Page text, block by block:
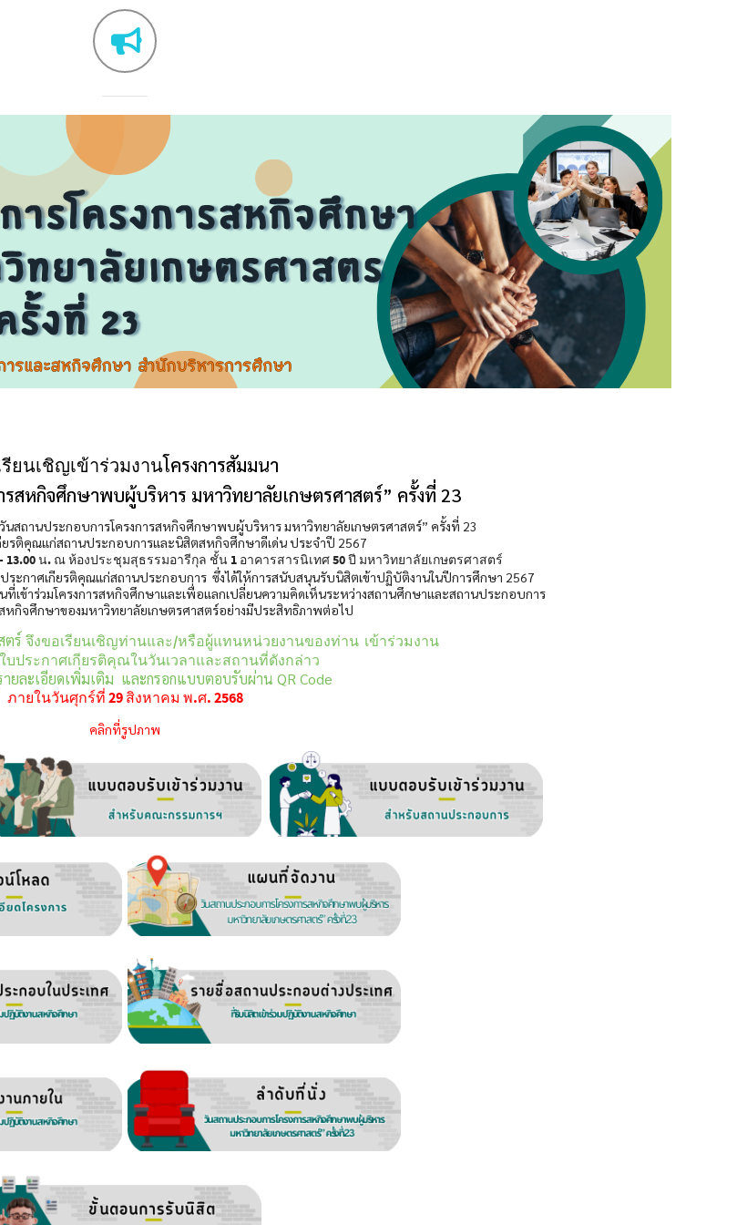
ยนเชิญเข้าร่วมงานโครงการสัมมนา
รสหกิจศึกษาพบผู้บริหาร มหาวิทยาลัยเกษตรศาสตร์” ครั้งที่ 23
สถานประกอบการโครงการสหกิจศึกษาพบผู้บริหาร มหาวิทยาลัยเกษตรศาสตร์” ครั้งที่ 23
รติคุณแก่สถานประกอบการและนิสิตสหกิจศึกษาดีเด่น ประจำปี 2567
13.00 น. ณ ห้องประชุมสุธรรมอารีกุล ชั้น 1 อาคารสารนิเทศ 50 ปี มหาวิทยาลัยเกษตรศาสตร์
ระกาศเกียรติคุณแก่สถานประกอบการ ซึ่งได้ให้การสนับสนุนรับนิสิตเข้าปฏิบัติงานในปีการศึกษา 2567
ข้าร่วมโครงการสหกิจศึกษาและเพื่อแลกเปลี่ยนความคิดเห็นระหว่างสถานศึกษาและสถานประกอบการ
หกิจศึกษาของมหาวิทยาลัยเกษตรศาสตร์อย่างมีประสิทธิภาพต่อไป
ตร์ จึงขอเรียนเชิญท่านและ/หรือผู้แทนหน่วยงานของท่าน เข้าร่วมงาน
บประกาศเกียรติคุณในวันเวลาและสถานที่ดังกล่าว
ายละเอียดเพิ่มเติม และกรอกแบบตอบรับผ่าน QR Code
ภายในวันศุกร์ที่ 29 สิงหาคม พ.ศ. 2568
คลิกที่รูปภาพ